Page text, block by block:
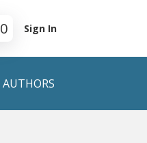
0 Sign In
AUTHORS